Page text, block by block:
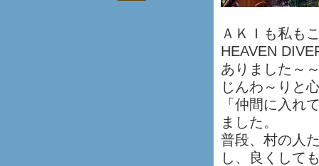
ＡＫＩも私も
HEAVEN
ありました～
じんわ～りと
「仲間に入れ
ました。
普段、村の人
し、良くして